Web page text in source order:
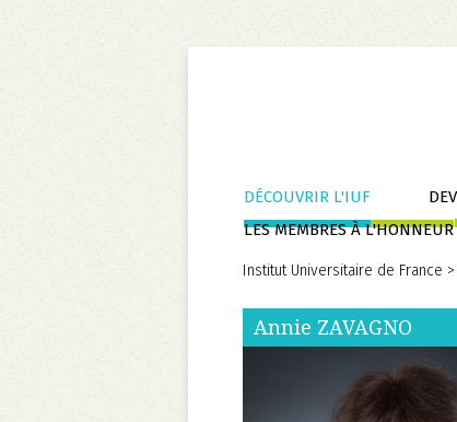
Aller
au
contenu
DÉCOUVRIR L'IUF
LES MEMBRES À L'HONNEUR
Institut Universitaire de France >
Annie ZAVAGNO